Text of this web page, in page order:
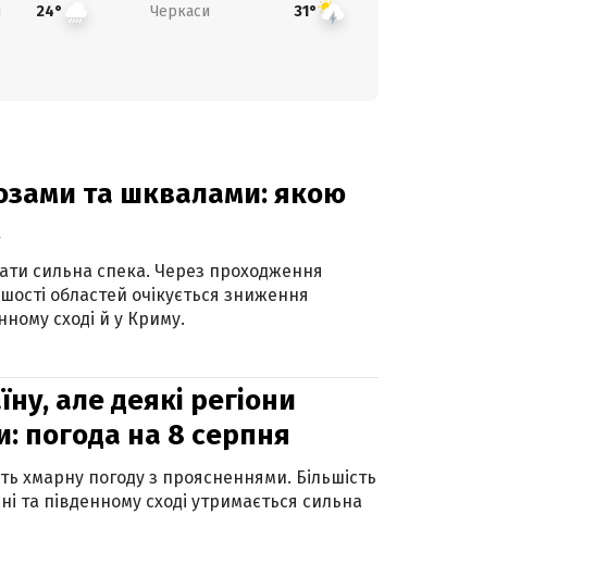
24° Черкаси 31°
та шквалами: якою
сильна спека. Через проходження
областей очікується зниження
сході й у Криму.
але деякі регіони
погода на 8 серпня
хмарну погоду з проясненнями. Більшість
та південному сході утримається сильна